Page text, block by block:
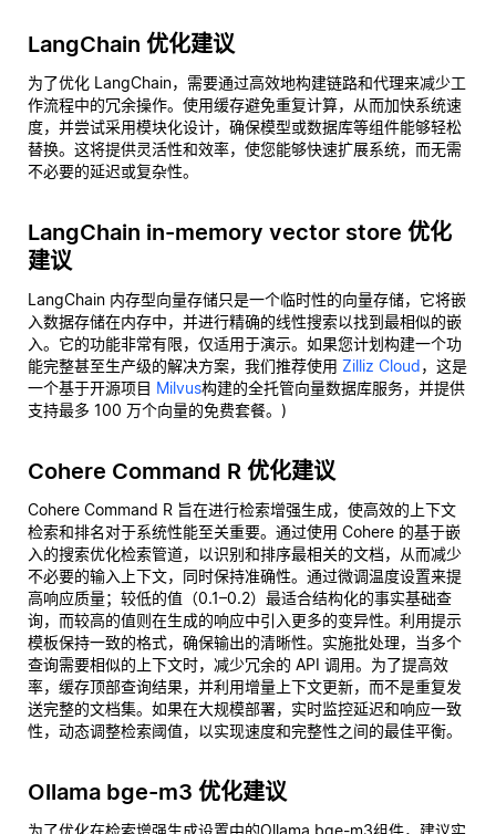
LangChain 优化建议
为了优化 LangChain，需要通过高效地构建链路和代理来减少工
作流程中的冗余操作。使用缓存避免重复计算，从而加快系统速
度，并尝试采用模块化设计，确保模型或数据库等组件能够轻松
替换。这将提供灵活性和效率，使您能够快速扩展系统，而无需
不必要的延迟或复杂性。
LangChain in-memory vector store 优化
建议
LangChain 内存型向量存储只是一个临时性的向量存储，它将嵌
入数据存储在内存中，并进行精确的线性搜索以找到最相似的嵌
入。它的功能非常有限，仅适用于演示。如果您计划构建一个功
能完整甚至生产级的解决方案，我们推荐使用 Zilliz Cloud，这是
一个基于开源项目 Milvus构建的全托管向量数据库服务，并提供
支持最多 100 万个向量的免费套餐。)
Cohere Command R 优化建议
Cohere Command R 旨在进行检索增强生成，使高效的上下文
检索和排名对于系统性能至关重要。通过使用 Cohere 的基于嵌
入的搜索优化检索管道，以识别和排序最相关的文档，从而减少
不必要的输入上下文，同时保持准确性。通过微调温度设置来提
高响应质量；较低的值（0.1–0.2）最适合结构化的事实基础查
询，而较高的值则在生成的响应中引入更多的变异性。利用提示
模板保持一致的格式，确保输出的清晰性。实施批处理，当多个
查询需要相似的上下文时，减少冗余的 API 调用。为了提高效
率，缓存顶部查询结果，并利用增量上下文更新，而不是重复发
送完整的文档集。如果在大规模部署，实时监控延迟和响应一致
性，动态调整检索阈值，以实现速度和完整性之间的最佳平衡。
Ollama bge-m3 优化建议
为了优化在检索增强生成设置中的Ollama bge-m3组件，建议实